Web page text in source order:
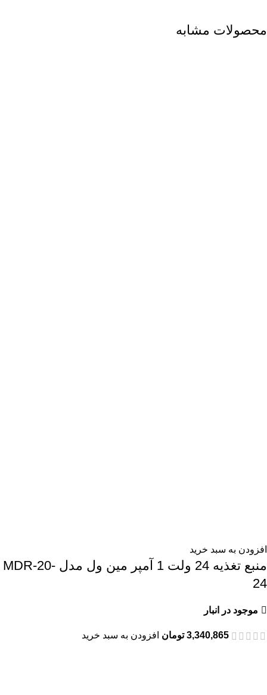
محصولات مشابه
افزودن به سبد خرید
منبع تغذیه 24 ولت 1 آمپر مین ول مدل MDR-20-
24
موجود در انبار
3,340,865 تومان افزودن به سبد خرید